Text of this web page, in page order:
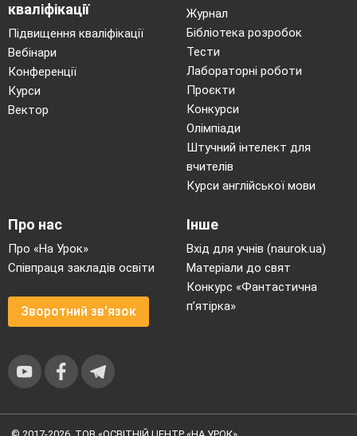
кваліфікації
Підвищення кваліфікації
Вебінари
Конференції
Курси
Вектор
Журнал
Бібліотека розробок
Тести
Лабораторні роботи
Проєкти
Конкурси
Олімпіади
Штучний інтелект для
вчителів
Курси англійської мови
Про нас
Про «На Урок»
Співпраця закладів освіти
Зворотний зв'язок
Інше
Вхід для учнів (naurok.ua)
Матеріали до свят
Конкурс «Фантастична
п’ятірка»